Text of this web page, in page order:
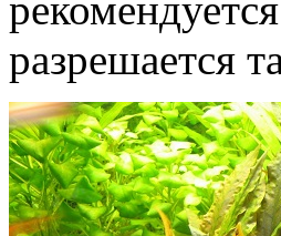
разрешается